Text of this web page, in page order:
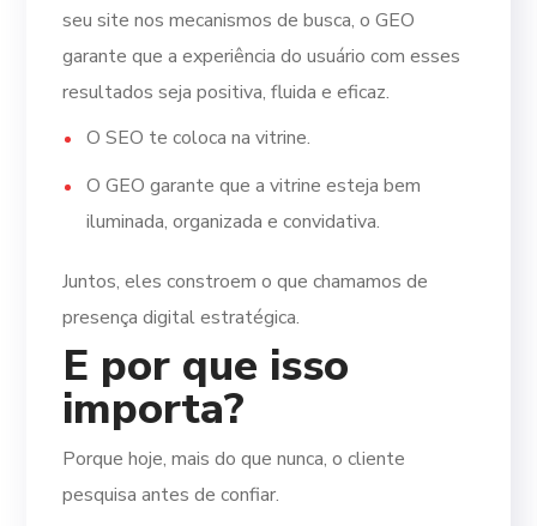
seu site nos mecanismos de busca, o GEO
garante que a experiência do usuário com esses
resultados seja positiva, fluida e eficaz.
O SEO te coloca na vitrine.
O GEO garante que a vitrine esteja bem
iluminada, organizada e convidativa.
Juntos, eles constroem o que chamamos de
presença digital estratégica.
E por que isso
importa?
Porque hoje, mais do que nunca, o cliente
pesquisa antes de confiar.